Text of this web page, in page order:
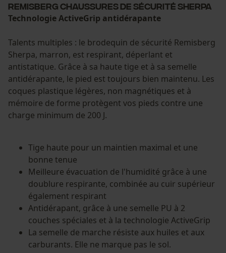
Remisberg chaussures de sécurité Sherpa
Technologie ActiveGrip antidérapante
Talents multiples : le brodequin de sécurité Remisberg
Sherpa, marron, est respirant, déperlant et
antistatique. Grâce à sa haute tige et à sa semelle
antidérapante, le pied est toujours bien maintenu. Les
coques plastique légères, non magnétiques et à
mémoire de forme protègent vos pieds contre une
charge minimum de 200 J.
Tige haute pour un maintien maximal et une
bonne tenue
Meilleure évacuation de l'humidité grâce à une
doublure respirante, combinée au cuir supérieur
également respirant
Antidérapant, grâce à une semelle PU à 2
couches spéciales et à la technologie ActiveGrip
La semelle de marche résiste aux huiles et aux
carburants. Elle ne marque pas le sol.
Cookies statistiques
Econda Analytics
Mouseflow Web Analytics Tool
Cookies de performance et de
fonctionnalité
Loop54 Personalization
Page d'accueil personnalisée